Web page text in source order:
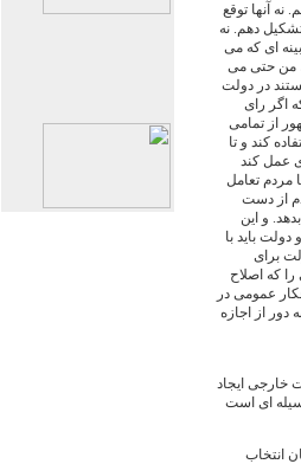
آنها توقع
دهم. نه
ای که می
من حتی می
در دولت
اگر رای
از تمامی
کند و تا
عمل کند
مردم تعامل
از دست
و این
باید با
برای
که اصلاح
عمومی در
از اجازه
ایجاد
ای است
انتخاب